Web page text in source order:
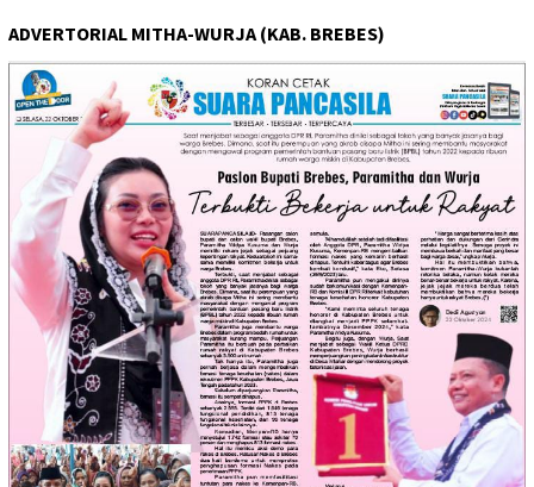
ADVERTORIAL MITHA-WURJA (KAB. BREBES)